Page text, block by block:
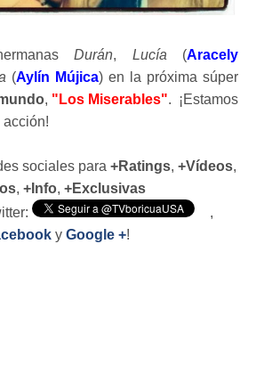
Durán, Lucía (Aracely
(Aylín Mújica) en la próxima súper
, "Los Miserables". ¡Estamos
sociales para +Ratings, +Vídeos,
, +Info, +Exclusivas
,
y Google +!